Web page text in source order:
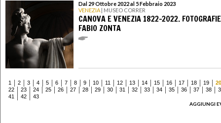
Dal 29 Ottobre 2022 al 5 Febbraio 2023
VENEZIA | MUSEO CORRER
CANOVA E VENEZIA 1822-2022.
FABIO ZONTA
1 2 3 4 5 6 7 8 9 10 11 12 13 14 15 16 17 18 19
20
22
23 24 25 26 27 28 29 30 31 32 33 34 35 36 37 38
41
42
43
AGGIUNGI